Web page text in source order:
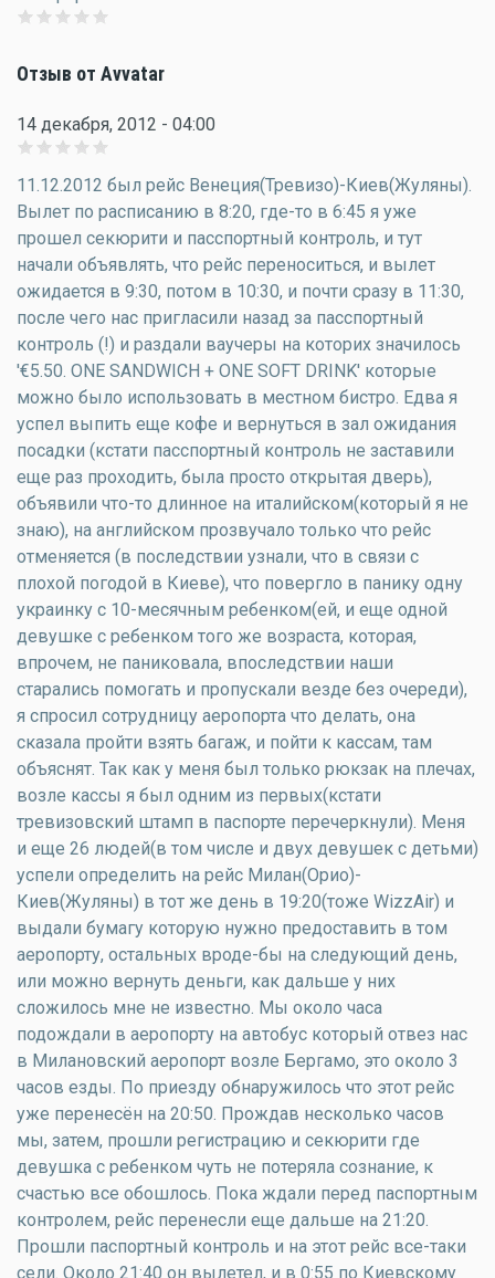
Отзыв от Avvatar
14 декабря, 2012 - 04:00
11.12.2012 был рейс Венеция(Тревизо)-Киев(Жуляны).
Вылет по расписанию в 8:20, где-то в 6:45 я уже
прошел секюрити и пасспортный контроль, и тут
начали объявлять, что рейс переноситься, и вылет
ожидается в 9:30, потом в 10:30, и почти сразу в 11:30,
после чего нас пригласили назад за пасспортный
контроль (!) и раздали ваучеры на которих значилось
'€5.50. ONE SANDWICH + ONE SOFT DRINK' которые
можно было использовать в местном бистро. Едва я
успел выпить еще кофе и вернуться в зал ожидания
посадки (кстати пасспортный контроль не заставили
еще раз проходить, была просто открытая дверь),
объявили что-то длинное на италийском(который я не
знаю), на английском прозвучало только что рейс
отменяется (в последствии узнали, что в связи с
плохой погодой в Киеве), что повергло в панику одну
украинку с 10-месячным ребенком(ей, и еще одной
девушке с ребенком того же возраста, которая,
впрочем, не паниковала, впоследствии наши
старались помогать и пропускали везде без очереди),
я спросил сотрудницу аеропорта что делать, она
сказала пройти взять багаж, и пойти к кассам, там
объяснят. Так как у меня был только рюкзак на плечах,
возле кассы я был одним из первых(кстати
тревизовский штамп в паспорте перечеркнули). Меня
и еще 26 людей(в том числе и двух девушек с детьми)
успели определить на рейс Милан(Орио)-
Киев(Жуляны) в тот же день в 19:20(тоже WizzAir) и
выдали бумагу которую нужно предоставить в том
аеропорту, остальных вроде-бы на следующий день,
или можно вернуть деньги, как дальше у них
сложилось мне не известно. Мы около часа
подождали в аеропорту на автобус который отвез нас
в Милановский аеропорт возле Бергамо, это около 3
часов езды. По приезду обнаружилось что этот рейс
уже перенесён на 20:50. Прождав несколько часов
мы, затем, прошли регистрацию и секюрити где
девушка с ребенком чуть не потеряла сознание, к
счастью все обошлось. Пока ждали перед паспортным
контролем, рейс перенесли еще дальше на 21:20.
Прошли паспортный контроль и на этот рейс все-таки
сели. Около 21:40 он вылетел, и в 0:55 по Киевскому